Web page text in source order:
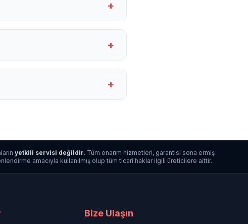
+
+
+
yetkili servisi değildir. Tüm onarım hizmetleri, garantisi sona ermiş
amacıyla kullanılmış olup tüm ticari haklar ilgili üreticilere aittir.
Bize Ulaşın